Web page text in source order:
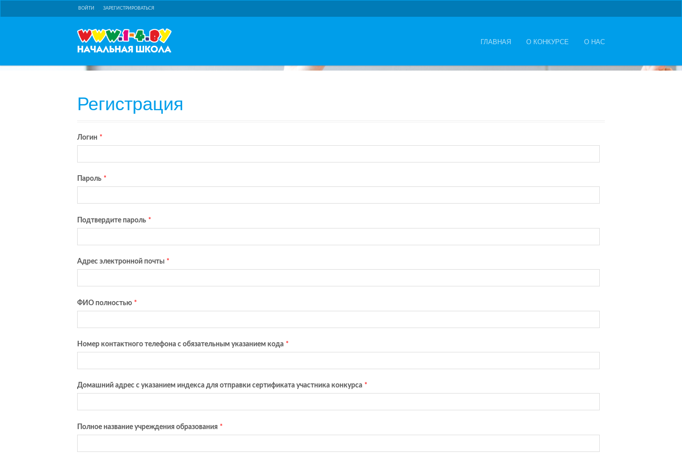
ВОЙТИ ЗАРЕГИСТРИРОВАТЬСЯ
ГЛАВНАЯ О КОНКУРСЕ О НАС
Регистрация
Логин *
Пароль *
Подтвердите пароль *
Адрес электронной почты *
ФИО полностью *
Номер контактного телефона с обязательным указанием кода *
Домашний адрес с указанием индекса для отправки сертификата участника конкурса *
Полное название учреждения образования *